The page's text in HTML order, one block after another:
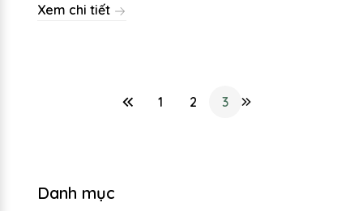
Xem chi tiết
1 2 3
Danh mục